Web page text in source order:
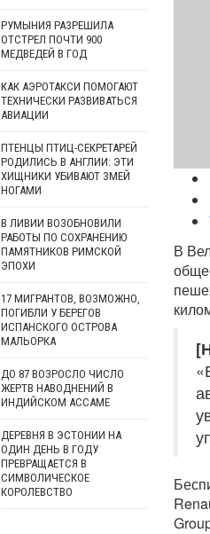
В
РУМЫНИЯ РАЗРЕШИЛА
ОТСТРЕЛ ПОЧТИ 900
МЕДВЕДЕЙ В ГОД
КАК АЭРОТАКСИ ПОМОГАЮТ
ТЕХНИЧЕСКИ РАЗВИВАТЬСЯ
АВИАЦИИ
ПТЕНЦЫ ПТИЦ-СЕКРЕТАРЕЙ
РОДИЛИСЬ В АНГЛИИ: ЭТИ
ХИЩНИКИ УБИВАЮТ ЗМЕЙ
НОГАМИ
В ЛИВИИ ВОЗОБНОВИЛИ
РАБОТЫ ПО СОХРАНЕНИЮ
ПАМЯТНИКОВ РИМСКОЙ
ЭПОХИ
17 МИГРАНТОВ, ВОЗМОЖНО,
ПОГИБЛИ У БЕРЕГОВ
ИСПАНСКОГО ОСТРОВА
МАЛЬОРКА
ДО 87 ВОЗРОСЛО ЧИСЛО
ЖЕРТВ НАВОДНЕНИЙ В
ИНДИЙСКОМ АССАМЕ
ДЕРЕВНЯ В ЭСТОНИИ НА
ОДИН ДЕНЬ В ГОДУ
ПРЕВРАЩАЕТСЯ В
СИМВОЛИЧЕСКОЕ
КОРОЛЕВСТВО